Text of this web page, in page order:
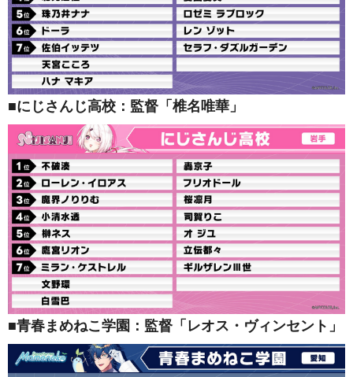
■にじさんじ高校：監督「椎名唯華」
■青春まめねこ学園：監督「レオス・ヴィンセント」